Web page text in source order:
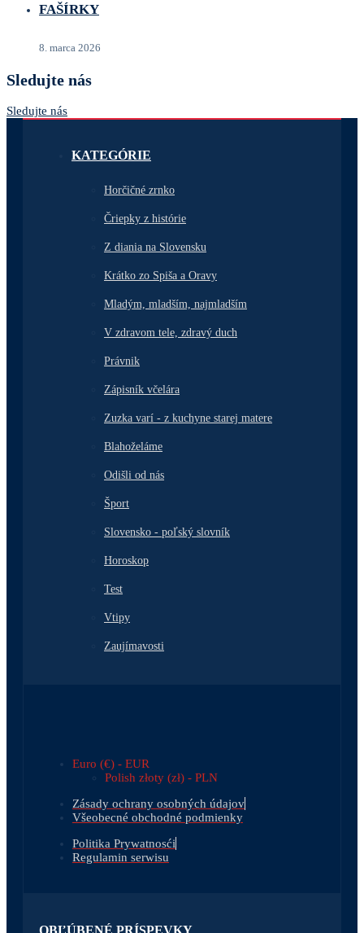
FAŠÍRKY
8. marca 2026
Sledujte nás
Sledujte nás
KATEGÓRIE
Horčičné zrnko
Čriepky z histórie
Z diania na Slovensku
Krátko zo Spiša a Oravy
Mladým, mladším, najmladším
V zdravom tele, zdravý duch
Právnik
Zápisník včelára
Zuzka varí - z kuchyne starej matere
Blahoželáme
Odišli od nás
Šport
Slovensko - poľský slovník
Horoskop
Test
Vtipy
Zaujímavosti
Euro (€) - EUR
Polish złoty (zł) - PLN
Zásady ochrany osobných údajov
Všeobecné obchodné podmienky
Politika Prywatnosći
Regulamin serwisu
OBĽÚBENÉ PRÍSPEVKY